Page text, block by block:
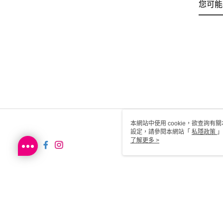
您可
本網站中使用 cookie，欲查詢有
設定，請參閱本網站「 私隱政策
用 cookie。
了解更多 >